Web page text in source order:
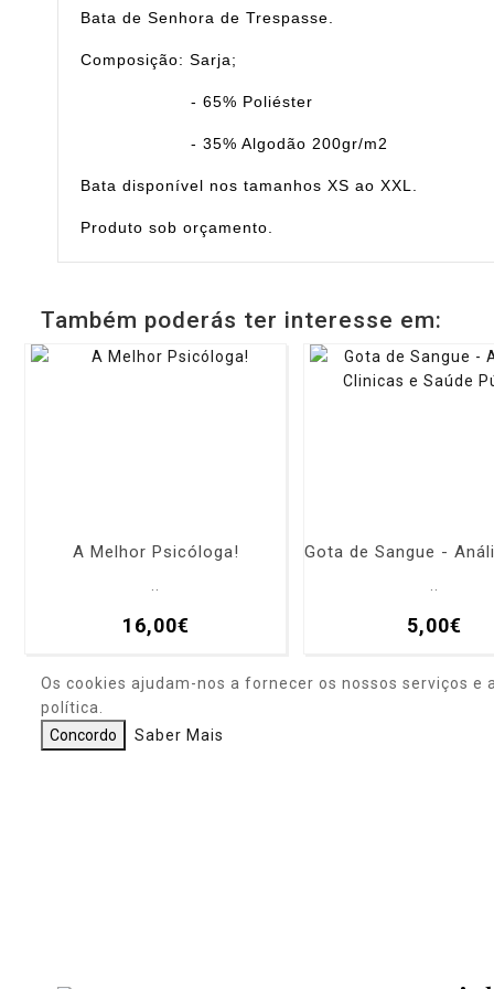
Bata de Senhora de Trespasse.
Composição: Sarja;
- 65% Poliéster
- 35% Algodão 200gr/m2
Bata disponível nos tamanhos XS ao XXL.
Produto sob orçamento.
Também poderás ter interesse em:
A Melhor Psicóloga!
16,00€ 5,00€
Os cookies ajudam-nos a fornecer os nossos serviços
política.
Concordo
Saber Mais